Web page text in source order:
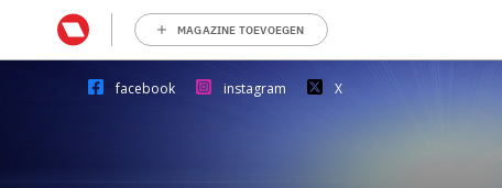
MAGAZINE TOEVOEGEN
facebook instagram X